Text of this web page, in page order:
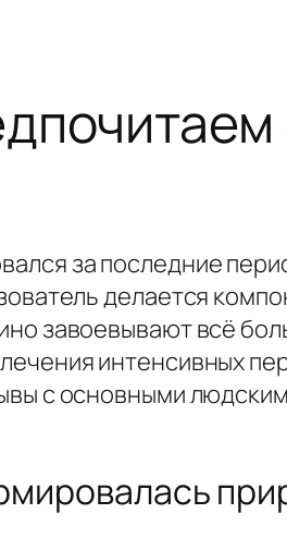
за последние
делается
завоевывают всё
интенсивных
с основными